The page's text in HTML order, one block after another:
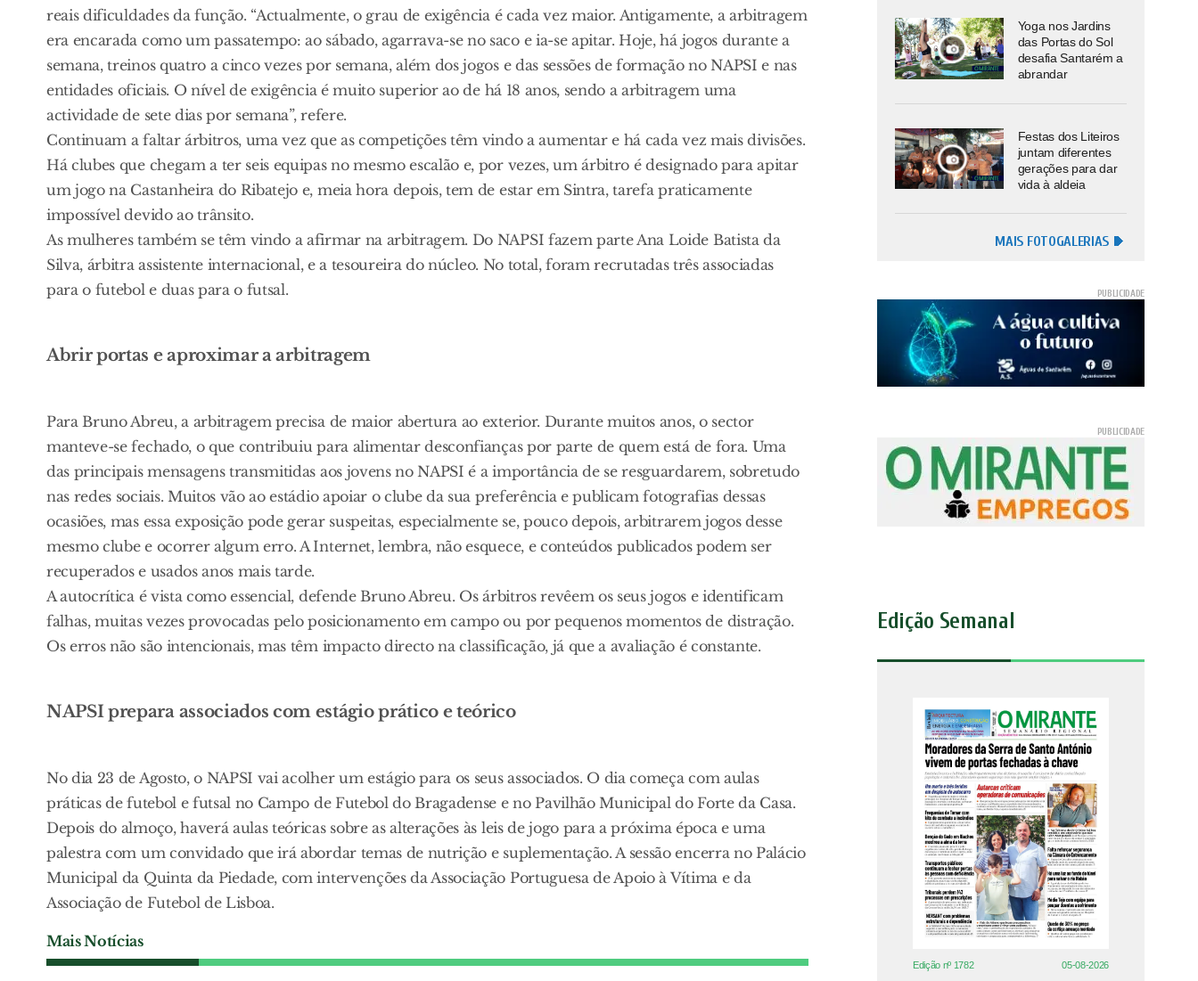
reais dificuldades da função. “Actualmente, o grau de exigência é cada vez maior. Antigamente, a arbitragem
era encarada como um passatempo: ao sábado, agarrava-se no saco e ia-se apitar. Hoje, há jogos durante a
semana, treinos quatro a cinco vezes por semana, além dos jogos e das sessões de formação no NAPSI e nas
entidades oficiais. O nível de exigência é muito superior ao de há 18 anos, sendo a arbitragem uma
actividade de sete dias por semana”, refere.
Continuam a faltar árbitros, uma vez que as competições têm vindo a aumentar e há cada vez mais divisões.
Há clubes que chegam a ter seis equipas no mesmo escalão e, por vezes, um árbitro é designado para apitar
um jogo na Castanheira do Ribatejo e, meia hora depois, tem de estar em Sintra, tarefa praticamente
impossível devido ao trânsito.
As mulheres também se têm vindo a afirmar na arbitragem. Do NAPSI fazem parte Ana Loide Batista da
Silva, árbitra assistente internacional, e a tesoureira do núcleo. No total, foram recrutadas três associadas
para o futebol e duas para o futsal.
Abrir portas e aproximar a arbitragem
Para Bruno Abreu, a arbitragem precisa de maior abertura ao exterior. Durante muitos anos, o sector
manteve-se fechado, o que contribuiu para alimentar desconfianças por parte de quem está de fora. Uma
das principais mensagens transmitidas aos jovens no NAPSI é a importância de se resguardarem, sobretudo
nas redes sociais. Muitos vão ao estádio apoiar o clube da sua preferência e publicam fotografias dessas
ocasiões, mas essa exposição pode gerar suspeitas, especialmente se, pouco depois, arbitrarem jogos desse
mesmo clube e ocorrer algum erro. A Internet, lembra, não esquece, e conteúdos publicados podem ser
recuperados e usados anos mais tarde.
A autocrítica é vista como essencial, defende Bruno Abreu. Os árbitros revêem os seus jogos e identificam
falhas, muitas vezes provocadas pelo posicionamento em campo ou por pequenos momentos de distração.
Os erros não são intencionais, mas têm impacto directo na classificação, já que a avaliação é constante.
NAPSI prepara associados com estágio prático e teórico
No dia 23 de Agosto, o NAPSI vai acolher um estágio para os seus associados. O dia começa com aulas
práticas de futebol e futsal no Campo de Futebol do Bragadense e no Pavilhão Municipal do Forte da Casa.
Depois do almoço, haverá aulas teóricas sobre as alterações às leis de jogo para a próxima época e uma
palestra com um convidado que irá abordar temas de nutrição e suplementação. A sessão encerra no Palácio
Municipal da Quinta da Piedade, com intervenções da Associação Portuguesa de Apoio à Vítima e da
Associação de Futebol de Lisboa.
Mais Notícias
Yoga nos Jardins
das Portas do Sol
desafia Santarém a
abrandar
Festas dos Liteiros
juntam diferentes
gerações para dar
vida à aldeia
MAIS FOTOGALERIAS
Edição Semanal
Edição nº 1782 05-08-2026